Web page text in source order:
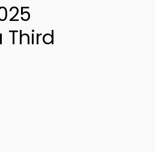
Third